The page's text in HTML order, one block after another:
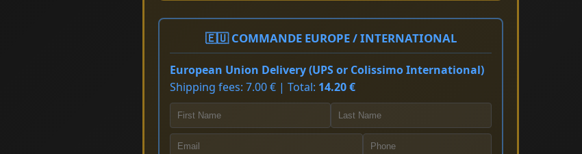
🇪🇺 COMMANDE EUROPE / INTERNATIONAL
European Union Delivery (UPS or Colissimo International)
Shipping fees: 7.00 € | Total: 14.20 €